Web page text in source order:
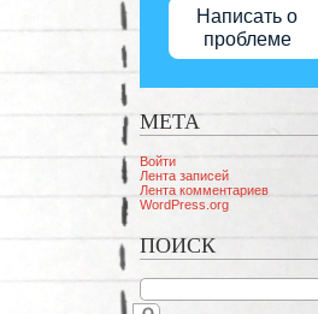
Написать о
проблеме
МЕТА
Войти
Лента записей
Лента комментариев
WordPress.org
ПОИСК